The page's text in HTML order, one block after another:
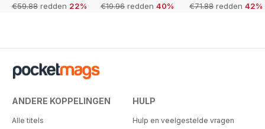
€59.88 redden 22%
€19.96 redden 40%
€71.88 redden 42%
ANDERE KOPPELINGEN
Alle titels
HULP
Hulp en veelgestelde vragen